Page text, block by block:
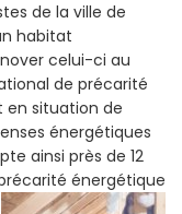
de la ville de
habitat
celui-ci au
de précarité
en situation de
énergétiques
ainsi près de 12
énergétique